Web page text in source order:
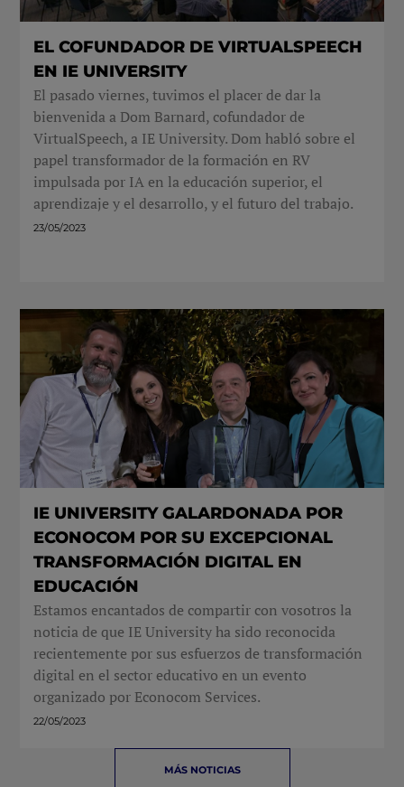
EL COFUNDADOR DE VIRTUALSPEECH
EN IE UNIVERSITY
El pasado viernes, tuvimos el placer de dar la
bienvenida a Dom Barnard, cofundador de
VirtualSpeech, a IE University. Dom habló sobre el
papel transformador de la formación en RV
impulsada por IA en la educación superior, el
aprendizaje y el desarrollo, y el futuro del trabajo.
23/05/2023
IE UNIVERSITY GALARDONADA POR
ECONOCOM POR SU EXCEPCIONAL
TRANSFORMACIÓN DIGITAL EN
EDUCACIÓN
Estamos encantados de compartir con vosotros la
noticia de que IE University ha sido reconocida
recientemente por sus esfuerzos de transformación
digital en el sector educativo en un evento
organizado por Econocom Services.
22/05/2023
MÁS NOTICIAS